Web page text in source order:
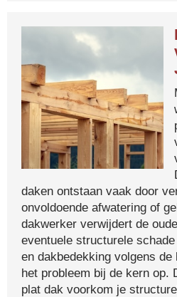
daken ontstaan vaak door
onvoldoende afwatering of
dakwerker verwijdert de
eventuele structurele
en dakbedekking volgens
het probleem bij de kern op.
plat dak voorkom je